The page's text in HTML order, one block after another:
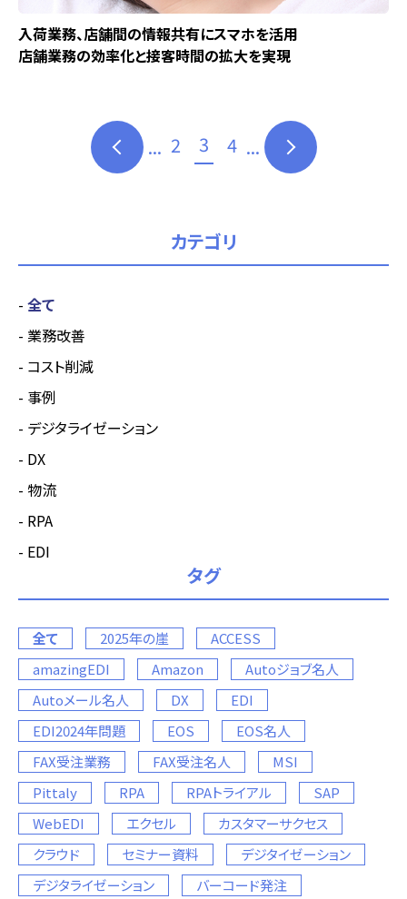
入荷業務、店舗間の情報共有にスマホを活用
店舗業務の効率化と接客時間の拡大を実現
... 2 3 4 ...
カテゴリ
全て
業務改善
コスト削減
事例
デジタライゼーション
DX
物流
RPA
EDI
タグ
全て 2025年の崖
ACCESS
amazingEDI
Amazon
Autoジョブ名人
Autoメール名人
DX
EDI
EDI2024年問題
EOS
EOS名人
FAX受注業務
FAX受注名人
MSI
Pittaly
RPA RPAトライアル
SAP
WebEDI
エクセル
カスタマーサクセス
クラウド
セミナー資料
デジタイゼーション
デジタライゼーション
バーコード発注